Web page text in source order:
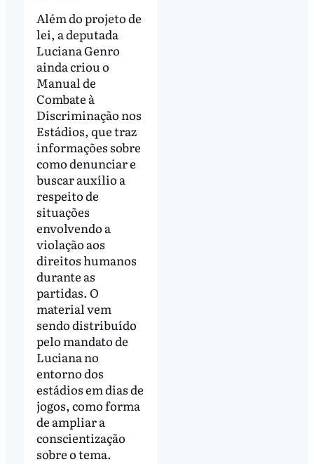
Além do projeto de
lei, a deputada
Luciana Genro
ainda criou o
Manual de
Combate à
Discriminação nos
Estádios, que traz
informações sobre
como denunciar e
buscar auxílio a
respeito de
situações
envolvendo a
violação aos
direitos humanos
durante as
partidas. O
material vem
sendo distribuído
pelo mandato de
Luciana no
entorno dos
estádios em dias de
jogos, como forma
de ampliar a
conscientização
sobre o tema.